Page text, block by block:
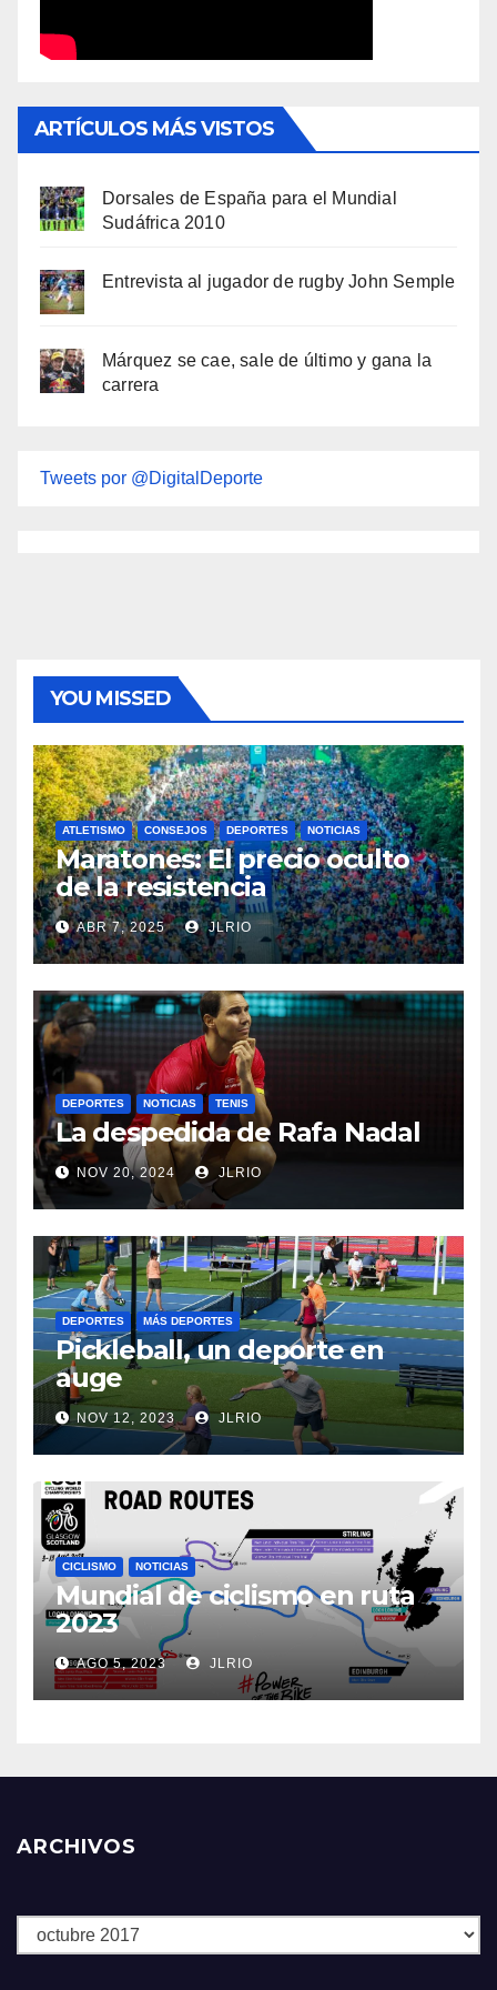
ARTÍCULOS MÁS VISTOS
Dorsales de España para el Mundial
Sudáfrica 2010
Entrevista al jugador de rugby John Semple
Márquez se cae, sale de último y gana la
carrera
Tweets por @DigitalDeporte
YOU MISSED
ATLETISMO CONSEJOS DEPORTES NOTICIAS
Maratones: El precio oculto
de la resistencia
ABR 7, 2025 JLRIO
DEPORTES NOTICIAS TENIS
La despedida de Rafa Nadal
NOV 20, 2024 JLRIO
DEPORTES MÁS DEPORTES
Pickleball, un deporte en
auge
NOV 12, 2023 JLRIO
CICLISMO NOTICIAS
Mundial de ciclismo en ruta
2023
AGO 5, 2023 JLRIO
ARCHIVOS
Archivos